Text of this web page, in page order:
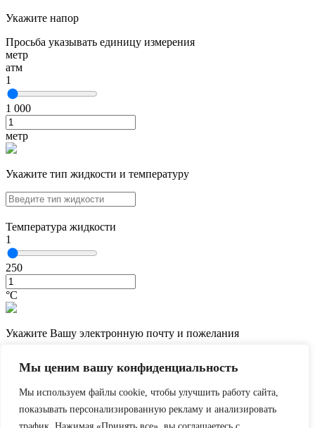
Мы ценим вашу конфиденциальность
Мы используем файлы cookie, чтобы улучшить работу сайта,
показывать персонализированную рекламу и анализировать
Укажите напор
Просьба указывать единицу измерения
метр
атм
1
1 000
метр
Укажите тип жидкости и температуру
Температура жидкости
1
250
°С
Укажите Вашу электронную почту и пожелания